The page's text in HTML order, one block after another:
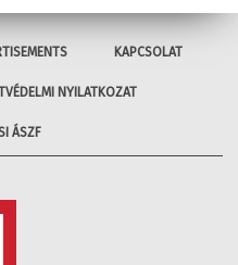
KAPCSOLAT
NYILATKOZAT
ÁSZF